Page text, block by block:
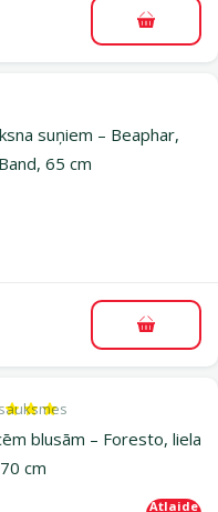
suņiem – Beaphar,
65 cm
blusām – Foresto, liela
cm
reitingu skaits: 3
Atlaide